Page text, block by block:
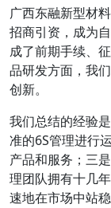
广西东融新型材
招商引资，成为
成了前期手续、
品研发方面，我
创新。
我们总结的经验
准的6S管理进行
产品和服务；三
理团队拥有十几
速地在市场中站稳